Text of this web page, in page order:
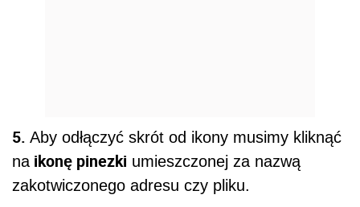
5. Aby odłączyć skrót od ikony musimy kliknąć
naikonę pinezki umieszczonej za nazwą
zakotwiczonego adresu czy pliku.